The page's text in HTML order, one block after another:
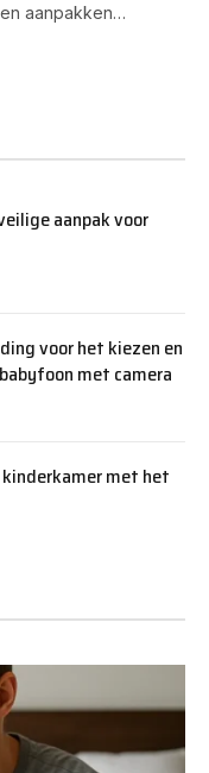
aanpakken…
aanpak voor
voor het kiezen en
met camera
met het